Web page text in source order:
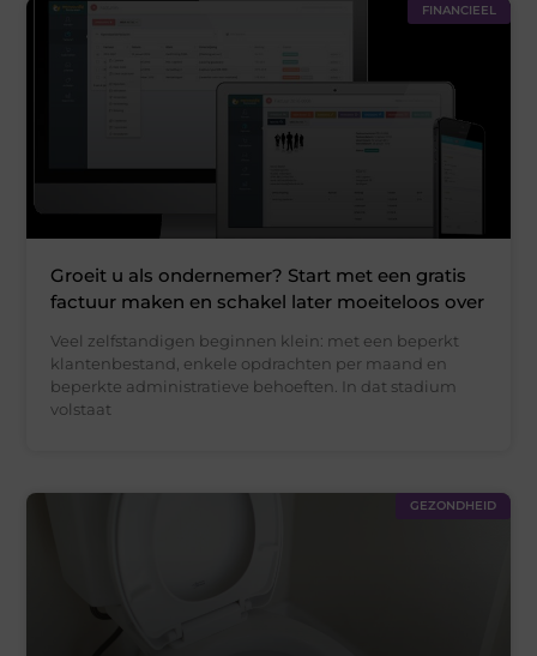
FINANCIEEL
Groeit u als ondernemer? Start met een gratis
factuur maken en schakel later moeiteloos over
Veel zelfstandigen beginnen klein: met een beperkt
klantenbestand, enkele opdrachten per maand en
beperkte administratieve behoeften. In dat stadium
volstaat
GEZONDHEID